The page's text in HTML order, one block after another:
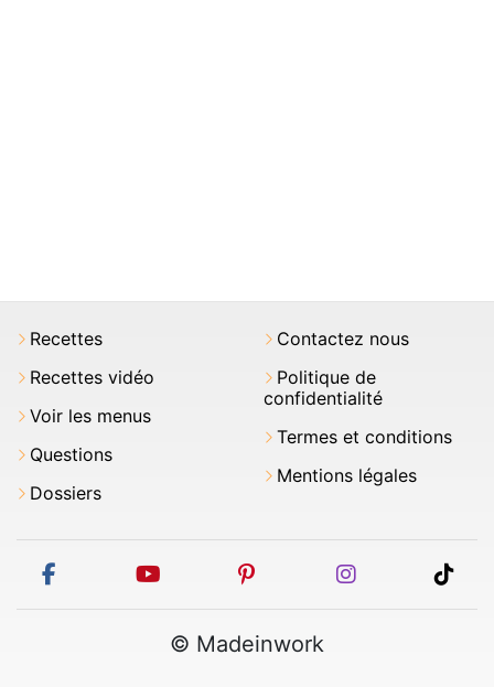
Recettes
Recettes vidéo
Voir les menus
Questions
Dossiers
Contactez nous
Politique de
confidentialité
Termes et conditions
Mentions légales
facebook youtube pinterest instagram
© Madeinwork